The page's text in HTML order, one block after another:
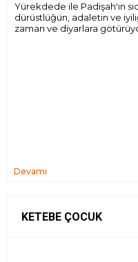
Yürekdede ile Padişah'ın
dürüstlüğün, adaletin ve
zaman ve diyarlara
Devamı
KETEBE ÇOCUK